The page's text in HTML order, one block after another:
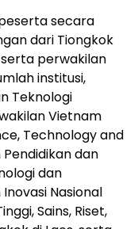
secara
dari Tiongkok
perwakilan
institusi,
Teknologi
Vietnam
Technology and
dan
dan
Nasional
Sains, Riset,